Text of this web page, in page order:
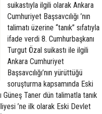
suikastıyla ilgili olarak Ankara
Cumhuriyet Başsavcılığı ’nın
talimatı üzerine “tanık” sıfatıyla
ifade verdi 8. Cumhurbaşkanı
Turgut Özal suikastı ile ilgili
Ankara Cumhuriyet
Başsavcılığı’nın yürüttüğü
soruşturma kapsamında Eski
Taner dün talimatla tanık
’ne ilk olarak Eski Devlet